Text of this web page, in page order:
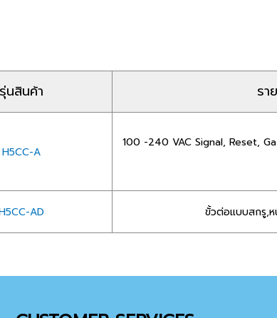
รุ่นสินค้า รา
H5CC-A
100 -240 VAC Signal, Reset,
AD ขั้วต่อแบบสกรู,